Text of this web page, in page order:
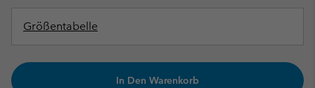
Größentabelle
In Den Warenkorb